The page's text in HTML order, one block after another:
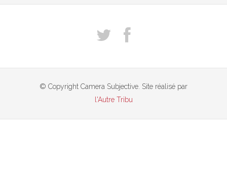
© Copyright Camera Subjective. Site réalisé par
l'Autre Tribu